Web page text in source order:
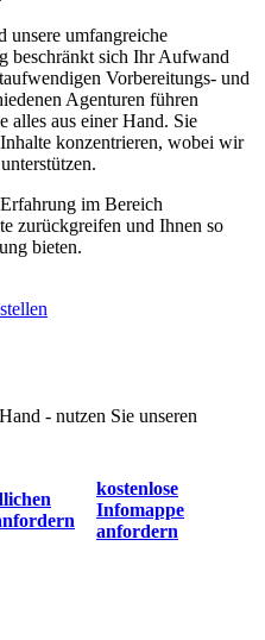
unsere umfangreiche
beschränkt sich Ihr Aufwand
Vorbereitungs- und
Agenturen führen
alles aus einer Hand. Sie
konzentrieren, wobei wir
im Bereich
zurückgreifen und Ihnen so
bieten.
- nutzen Sie unseren
kostenlose
Infomappe
anfordern